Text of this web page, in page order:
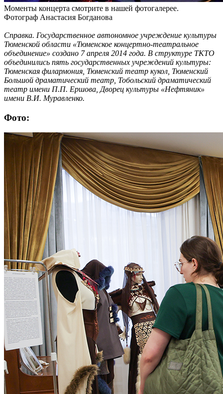
Моменты концерта смотрите в нашей фотогалерее.
Фотограф Анастасия Богданова
Справка. Государственное автономное учреждение культуры
Тюменской области «Тюменское концертно-театральное
объединение» создано 7 апреля 2014 года. В структуре ТКТО
объединились пять государственных учреждений культуры:
Тюменская филармония, Тюменский театр кукол, Тюменский
Большой драматический театр, Тобольский драматический
театр имени П.П. Ершова, Дворец культуры «Нефтяник»
имени В.И. Муравленко.
Фото: